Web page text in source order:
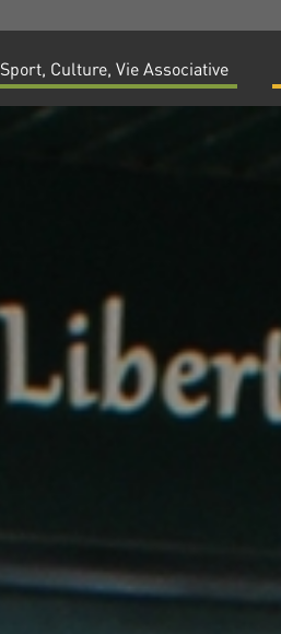
Sport, Culture, Vie Associative